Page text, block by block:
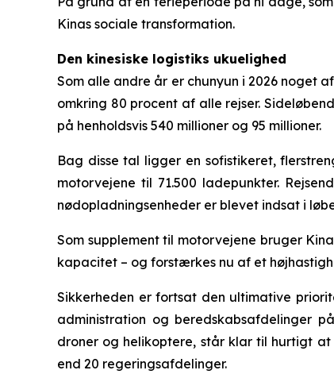
Kinas sociale transformation.
Den kinesiske logistiks ukuelighed
Som alle andre år er chunyun i 2026 noget
omkring 80 procent af alle rejser.
på henholdsvis 540 millioner og 95 millioner.
Bag disse tal ligger en sofistikeret,
motorvejene til 71.500 ladepunkter.
nødopladningsenheder er blevet indsat i
Som supplement til motorvejene bruger
kapacitet – og forstærkes nu af et
Sikkerheden er fortsat den ultimative
administration og beredskabsafdelinger
droner og helikoptere, står klar til hurtigt
end 20 regeringsafdelinger.